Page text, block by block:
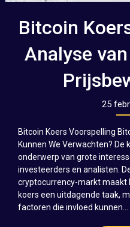
Bitcoin
Analyse
25
Bitcoin Koers Voorspelling
Kunnen We Verwachten? De
onderwerp van grote
investeerders en analisten.
cryptocurrency-markt maakt
koers een uitdagende taak,
factoren die invloed kunnen...